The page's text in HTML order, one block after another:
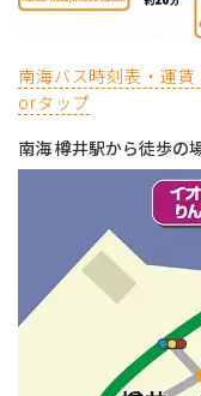
南海バス時刻表・運
orタップ
南海 樽井駅から徒歩の